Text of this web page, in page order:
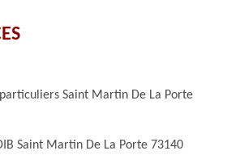
Saint Martin De La Porte
Saint Martin De La Porte 73140